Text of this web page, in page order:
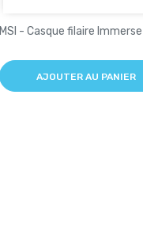
MSI - Casque filaire
AJOUTER AU PANIER